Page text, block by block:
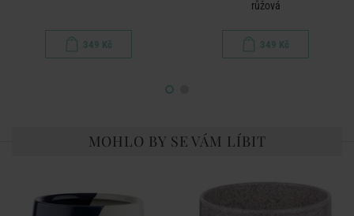
349 Kč
růžová
349 Kč
MOHLO BY SE VÁM LÍBIT